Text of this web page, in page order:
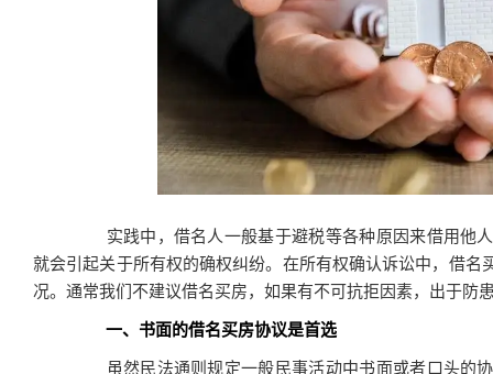
实践中，借名人一般基于避税等各种原因来借用他
就会引起关于所有权的确权纠纷。在所有权确认诉讼中，借
况。通常我们不建议借名买房，如果有不可抗拒因素，出于防
一、书面的借名买房协议是首选
虽然民法通则规定一般民事活动中书面或者口头的